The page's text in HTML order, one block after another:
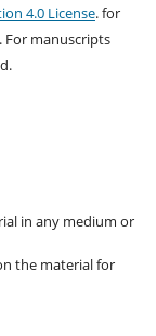
4.0 License. for
For manuscripts
in any medium or
the material for